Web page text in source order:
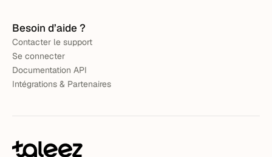
Besoin d’aide ?
Contacter le support
Se connecter
Documentation API
Intégrations & Partenaires